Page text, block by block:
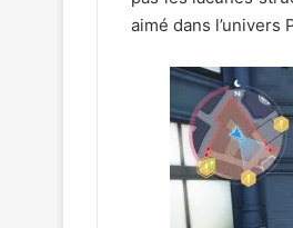
aimé dans l’univers